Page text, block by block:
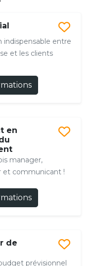
indispensable entre
et les clients
en
manager,
et communicant !
de
prévisionnel